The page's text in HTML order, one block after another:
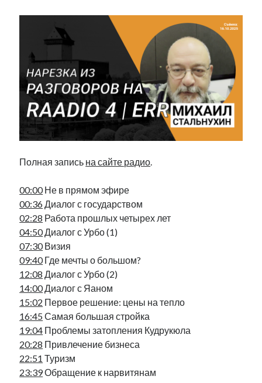
Нарва и северо-восток
Обзор прессы
Образование
Парламент и правительство
Фотографии
Экономика
Эстония и Россия
Юмор
Метки
radio narva takinada
ансиппиада безработица видео
в поисках здравого смысла выборы
евросоюз интервью
катри райк кая каллас книга
нацменьшинства образование
памятники парад клоунов парламент партия
подкаст потеряны данные пресса
рийгикогу русский роман
русскоязычное образование
т.х. ильвес
эстония эстонский язык
Полная запись на сайте радио
00:00Не в прямом эфире
00:36 Диалог с государством
02:28 Работа прошлых четырех лет
04:50Диалог с Урбо (1)
07:30Визия
09:40Где мечты о большом?
12:08 Диалог с Урбо (2)
14:00Диалог с Яаном
15:02 Первое решение: цены на тепло
16:45 Самая большая стройка
19:04 Проблемы затопления Кудрукюла
20:28 Привлечение бизнеса
22:51 Туризм
23:39Обращение к нарвитянам